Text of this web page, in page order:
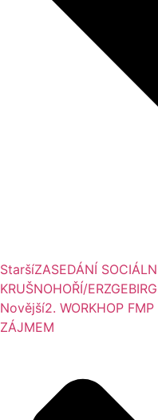
StaršíZASEDÁNÍ
KRUŠNOHOŘÍ/
Novější2. WORKHOP
ZÁJMEM